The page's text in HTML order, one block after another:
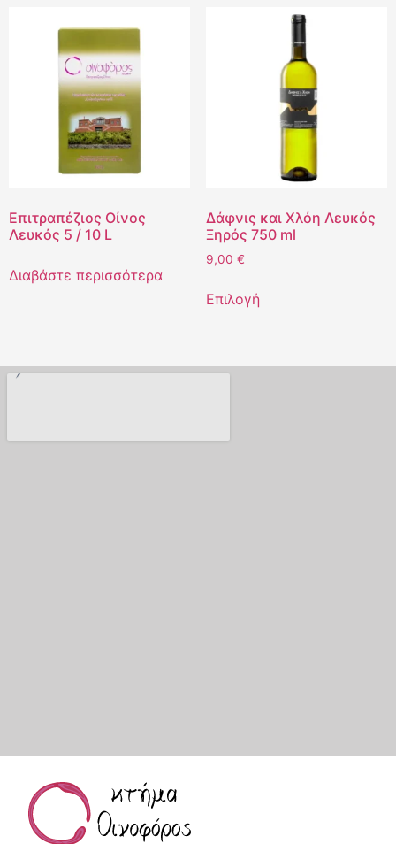
Επιτραπέζιος Οίνος
Λευκός 5 / 10 L
Διαβάστε περισσότερα
Δάφνις και Χλόη Λευκός
Ξηρός 750 ml
9,00 €
Επιλογή